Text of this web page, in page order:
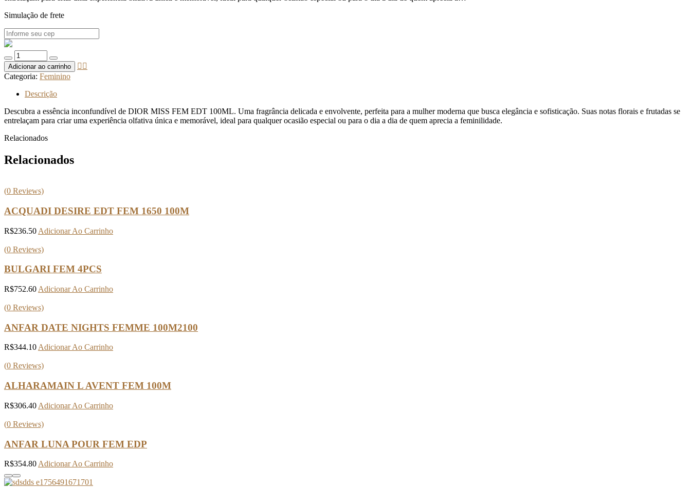
Simulação de frete
Quantidade
de
DIOR
MISS
FEM
100ML
Adicionar ao carrinho
Categoria: Feminino
Descrição
Descubra a essência inconfundível de DIOR MISS FEM EDT 100ML. Uma fragrância delicada e envolvente, perfeita para a mulher moderna que busca elegância e sofisticação. Suas notas florais e frutadas se
entrelaçam para criar uma experiência olfativa única e memorável, ideal para qualquer ocasião especial ou para o dia a dia de quem aprecia a feminilidade.
Relacionados
Relacionados
(0 Reviews)
ACQUADI DESIRE EDT FEM 1650 100M
R$236.50 Adicionar Ao Carrinho
(0 Reviews)
BULGARI FEM 4PCS
R$752.60 Adicionar Ao Carrinho
(0 Reviews)
ANFAR DATE NIGHTS FEMME 100M2100
R$344.10 Adicionar Ao Carrinho
(0 Reviews)
ALHARAMAIN L AVENT FEM 100M
R$306.40 Adicionar Ao Carrinho
(0 Reviews)
ANFAR LUNA POUR FEM EDP
R$354.80 Adicionar Ao Carrinho